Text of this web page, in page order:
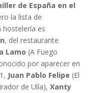
de España en el
la lista de
hostelería es
, del restaurante
Lamo (A Fuego
por aparecer en
Juan Pablo Felipe (El
de Ulía), Xanty